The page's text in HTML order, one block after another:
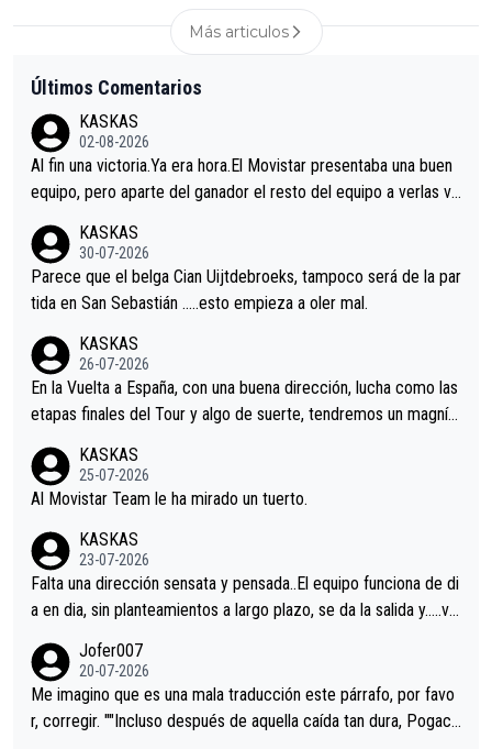
Más articulos
Últimos Comentarios
KASKAS
02-08-2026
Al fin una victoria.Ya era hora.El Movistar presentaba una buen
equipo, pero aparte del ganador el resto del equipo a verlas ve
s.La única buena noticia es la mejoría de Enric Más en San Seb
astian.Si en la Vuelta a Burgos sigue la mejoría, podríamos ten
er alguna sorpresa en la Vuelta.Ojalá.
KASKAS
30-07-2026
Parece que el belga Cian Uijtdebroeks, tampoco será de la par
tida en San Sebastián …..esto empieza a oler mal.
KASKAS
26-07-2026
En la Vuelta a España, con una buena dirección, lucha como las
etapas finales del Tour y algo de suerte, tendremos un magnífi
KASKAS
25-07-2026
Al Movistar Team le ha mirado un tuerto.
KASKAS
23-07-2026
Falta una dirección sensata y pensada..El equipo funciona de di
a en dia, sin planteamientos a largo plazo, se da la salida y…..ve
Minguez, Velez etc etc.Me da pena vivir estos momentos tan
tristes sin victorias.
Jofer007
20-07-2026
Me imagino que es una mala traducción este párrafo, por favo
r, corregir. ""Incluso después de aquella caída tan dura, Pogaca